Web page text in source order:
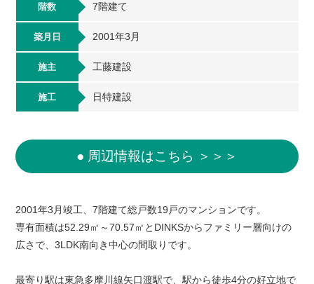
階数 7階建て
築月日 2001年3月
施主 工藤建設
施工 日特建設
● 周辺情報はこちら ＞＞＞
2001年3月竣工、7階建て総戸数19戸のマンションです。
専有面積は52.29㎡～70.57㎡とDINKSからファミリー層向けの
広さで、3LDK南向き中心の間取りです。
最寄り駅は東急多摩川線矢口渡駅で、駅から徒歩4分の好立地で